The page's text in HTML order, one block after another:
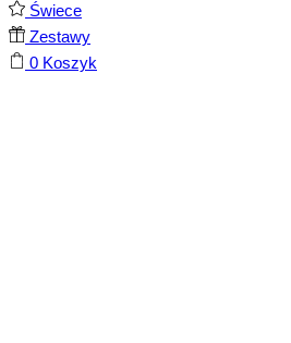
Świece
Zestawy
0 Koszyk